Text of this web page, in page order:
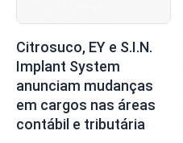
Citrosuco, EY e S.I.N.
Implant System
anunciam mudanças
em cargos nas áreas
contábil e tributária